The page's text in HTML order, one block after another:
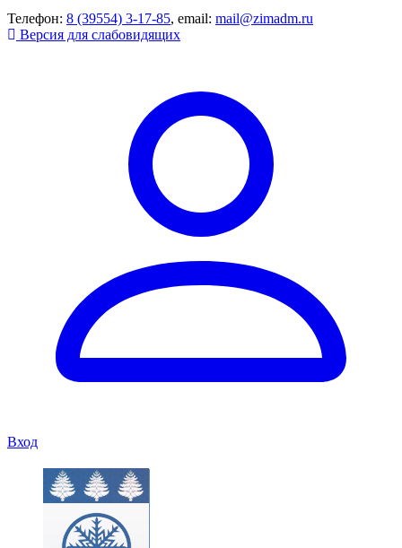
Телефон: 8 (39554) 3-17-85, email: mail@zimadm.ru
Версия для слабовидящих
Вход